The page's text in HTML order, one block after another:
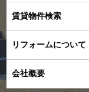
賃貸物件検索
リフォームについて
会社概要